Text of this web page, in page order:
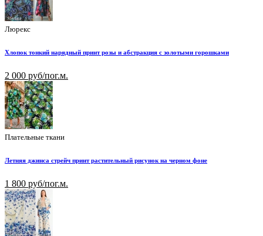
Люрекс
Хлопок тонкий нарядный принт розы и абстракция с золотыми горошками
2 000 руб/пог.м.
Плательные ткани
Летняя джинса стрейч принт растительный рисунок на черном фоне
1 800 руб/пог.м.